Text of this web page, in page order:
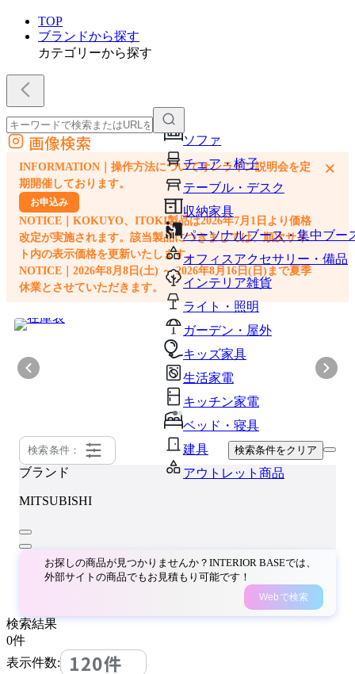
TOP
ブランドから探す
カテゴリーから探す
ソファ
チェア・椅子
テーブル・デスク
収納家具
パーソナルブース・集中ブー
オフィスアクセサリー・備品
インテリア雑貨
ライト・照明
ガーデン・屋外
キッズ家具
生活家電
キッチン家電
ベッド・寝具
建具
アウトレット商品
外部サイトの商品をカートに追加
他のサイトで見つけた商品ページのURLを貼り付けて、カートに追加できます
画像検索
INFORMATION｜操作方法についてオンライン説明会を定
期開催しております。
お申込み
NOTICE｜KOKUYO、ITOKI製品は2026年7月1日より価格
改定が実施されます。該当製品につきましては、順次サイ
ト内の表示価格を更新いたします。
NOTICE｜2026年8月8日(土) ～ 2026年8月16日(日)まで夏季
休業とさせていただきます。
×
検索条件： 検索条件をクリア
ブランド
MITSUBISHI
お探しの商品が見つかりませんか？INTERIOR BASEでは、
外部サイトの商品でもお見積もり可能です！
Webで検索
検索結果
0件
表示件数:
120件